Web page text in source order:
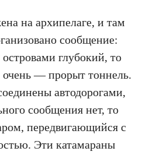
на архипелаге, и там
сообщение:
глубокий, то
очень — прорыт тоннель.
автодорогами,
сообщения нет, то
передвигающийся с
Эти катамараны